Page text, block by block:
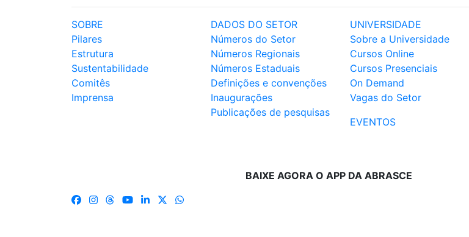
SOBRE
Pilares
Estrutura
Sustentabilidade
Comitês
Imprensa
DADOS DO SETOR
Números do Setor
Números Regionais
Números Estaduais
Definições e convenções
Inaugurações
Publicações de pesquisas
UNIVERSIDADE
Sobre a Universidade
Cursos Online
Cursos Presenciais
On Demand
Vagas do Setor
EVENTOS
BAIXE AGORA O APP DA ABRASCE